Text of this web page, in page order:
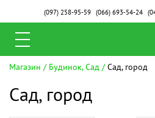
(097)258-95-59 (066)693-54-24
Магазин Будинок, Сад Сад, город
Сад, город